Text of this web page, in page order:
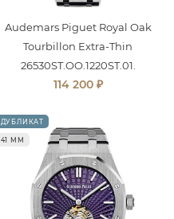
Audemars Piguet Royal Oak
Tourbillon Extra-Thin
26530ST.OO.1220ST.01.
114 200 ₽
ДУБЛИКАТ
41 ММ